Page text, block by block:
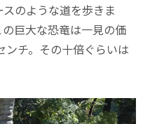
のような道を歩きま
巨大な恐竜は一見の価
チ。その十倍ぐらいは